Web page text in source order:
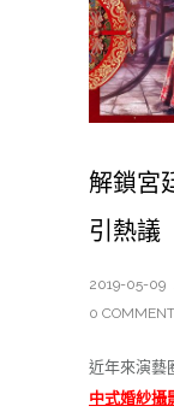
解鎖宮
引熱議
2019-05-09
0
近年來演藝
中式婚紗攝